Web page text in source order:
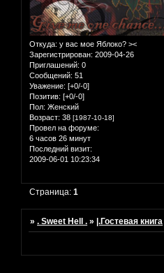
Откуда: у вас мое Яблоко? ><
Зарегистрирован: 2009-04-26
Приглашений: 0
Сообщений: 51
Уважение: [+0/-0]
Позитив: [+0/-0]
Пол: Женский
Возраст: 38 [1987-10-18]
Провел на форуме:
6 часов 26 минут
Последний визит:
2009-06-01 10:23:34
Страница:1
». Sweet Hell . » |.Гостевая книга